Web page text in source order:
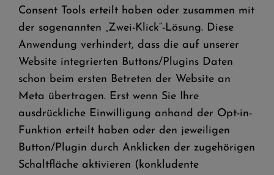
Consent Tools erteilt haben oder zusammen mit
der sogenannten „Zwei-Klick“-Lösung. Diese
Anwendung verhindert, dass die auf unserer
Website integrierten Buttons/Plugins Daten
schon beim ersten Betreten der Website an
Meta übertragen. Erst wenn Sie Ihre
ausdrückliche Einwilligung anhand der Opt-in-
Funktion erteilt haben oder den jeweiligen
Button/Plugin durch Anklicken der zugehörigen
Schaltfläche aktivieren (konkludente